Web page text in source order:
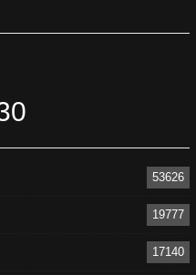
53626
19777
17140